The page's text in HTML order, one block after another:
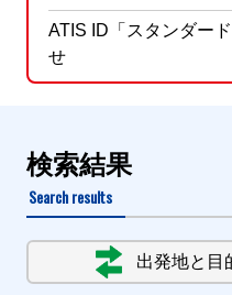
ATIS ID「スタンダー
せ
検索結果
Search results
出発地と目